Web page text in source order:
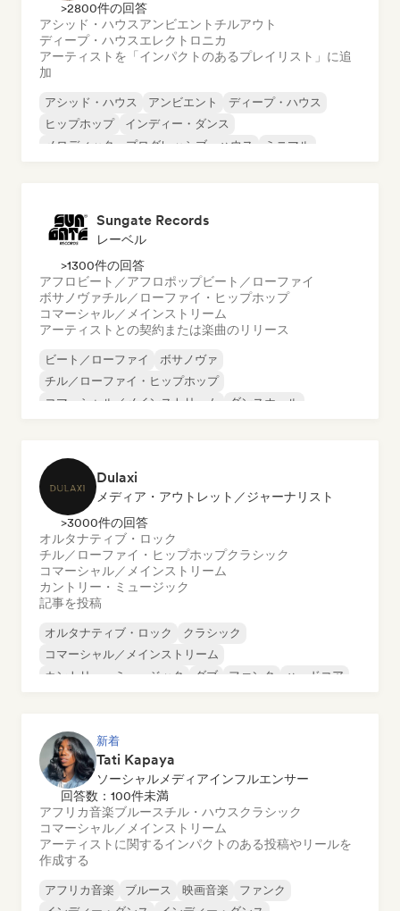
>2800件の回答
アシッド・ハウスアンビエント チルアウト
ディープ・ハウスエレクトロニカ
アーティストを「インパクトのあるプレイリスト」に追
加
アシッド・ハウス アンビエント
ディープ・ハウス
ヒップホップ
インディー・ダンス
メロディック・プログレッシブ・ハウス
ミニマル
Sungate Records
レーベル
>1300件の回答
アフロビート／アフロポップビート／ローファイ
ボサノヴァチル／ローファイ・ヒップホップ
コマーシャル／メインストリーム
アーティストとの契約または楽曲のリリース
ビート／ローファイ
ボサノヴァ
チル／ローファイ・ヒップホップ
コマーシャル／メインストリーム
ダンスホール
Dulaxi
メディア・アウトレット／ジャーナリスト
>3000件の回答
オルタナティブ・ロック
チル／ローファイ・ヒップホップクラシック
コマーシャル／メインストリーム
カントリー・ミュージック
記事を投稿
オルタナティブ・ロック
クラシック
コマーシャル／メインストリーム
カントリー・ミュージック
ダブ ファンク
ハードコア
新着
Tati Kapaya
ソーシャルメディアインフルエンサー
回答数：100件未満
アフリカ音楽ブルースチル・ハウスクラシック
コマーシャル／メインストリーム
アーティストに関するインパクトのある投稿やリールを
作成する
アフリカ音楽 ブルース 映画音楽
ファンク